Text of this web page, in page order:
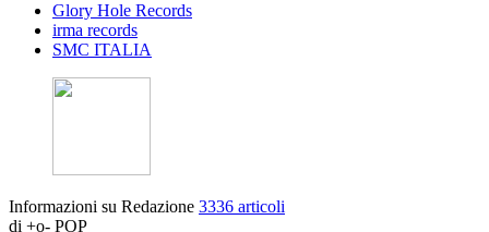
Glory Hole Records
irma records
SMC ITALIA
Informazioni su Redazione 3336 articoli
di +o- POP